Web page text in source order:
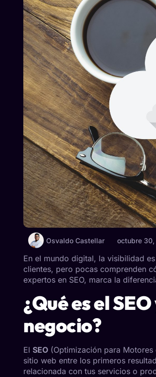
Osvaldo Castellar octubre
En el mundo digital, la visibilidad
clientes, pero pocas comprenden
expertos en SEO, marca la
¿Qué es el
negocio?
El SEO (Optimización para
sitio web entre los primeros
relacionada con tus servicios o